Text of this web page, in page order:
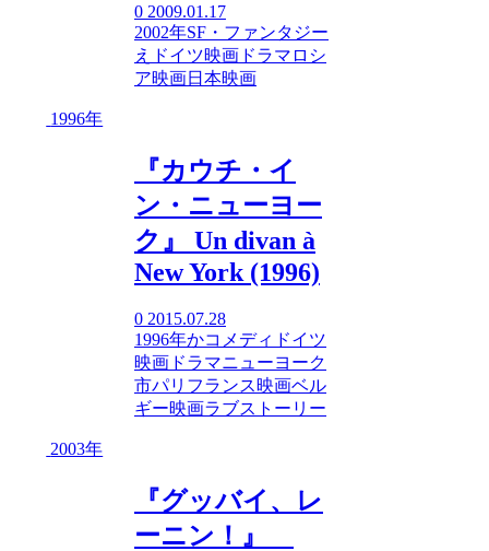
0 2009.01.17
2002年SF・ファンタジー
え ドイツ映画 ドラマ ロシ
ア映画日本映画
1996年
『カウチ・イ
ン・ニューヨー
ク』 Un divan à
New York (1996)
0 2015.07.28
1996年かコメディ ドイツ
映画 ドラマニューヨーク
市パリ フランス映画ベル
ギー映画ラブストーリー
2003年
『グッバイ、レ
ーニン！』